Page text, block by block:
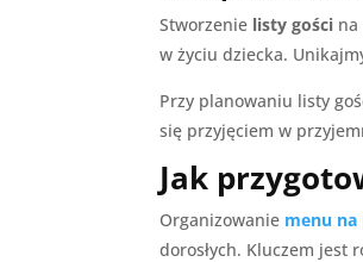
Stworzenie listy gości na
w życiu dziecka.
Przy planowaniu listy
się przyjęciem w
Jak
Organizowanie menu
dorosłych. Kluczem jest